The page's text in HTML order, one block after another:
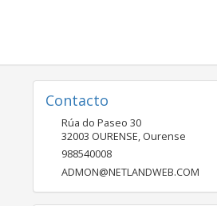
Contacto
Rúa do Paseo 30
32003 OURENSE, Ourense
988540008
ADMON@NETLANDWEB.COM